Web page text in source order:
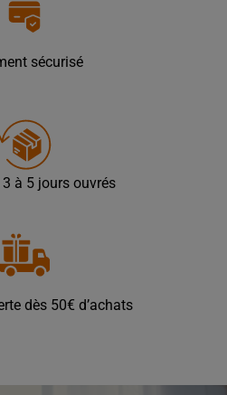
sécurisé
3 à 5 jours ouvrés
dès 50€ d’achats